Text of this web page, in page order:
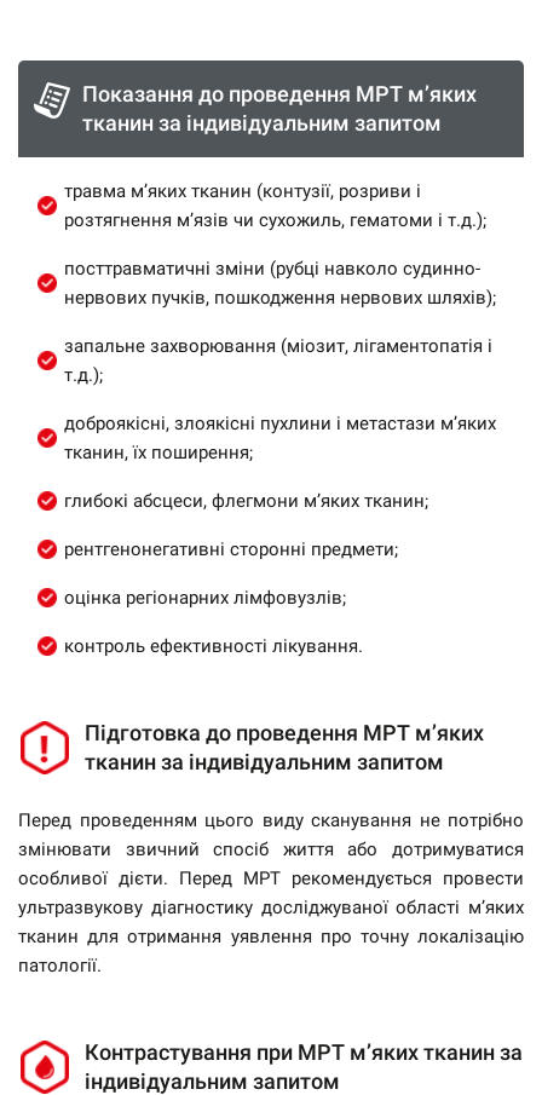
Показання до проведення МРТ м’яких
тканин за індивідуальним запитом
травма м’яких тканин (контузії, розриви і
розтягнення м’язів чи сухожиль, гематоми і т.д.);
посттравматичні зміни (рубці навколо судинно-
нервових пучків, пошкодження нервових шляхів);
запальне захворювання (міозит, лігаментопатія і
т.д.);
доброякісні, злоякісні пухлини і метастази м’яких
тканин, їх поширення;
глибокі абсцеси, флегмони м’яких тканин;
рентгенонегативні сторонні предмети;
оцінка регіонарних лімфовузлів;
контроль ефективності лікування.
Підготовка до проведення МРТ м’яких
тканин за індивідуальним запитом
Перед проведенням цього виду сканування не потрібно
змінювати звичний спосіб життя або дотримуватися
особливої ​​дієти. Перед МРТ рекомендується провести
ультразвукову діагностику досліджуваної області м’яких
тканин для отримання уявлення про точну локалізацію
патології.
Контрастування при МРТ м’яких тканин за
індивідуальним запитом